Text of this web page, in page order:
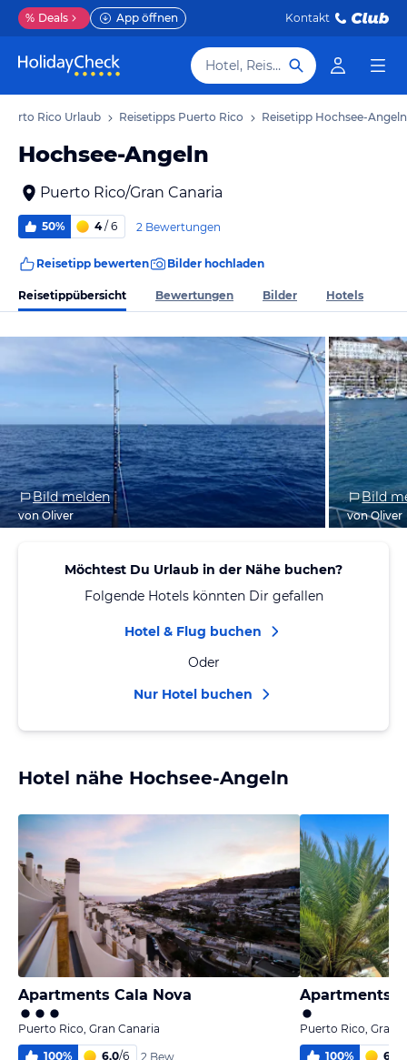
% Deals App öffnen Kontakt
Hotel, Reiseziel
Rico Urlaub Reisetipps Puerto Rico Reisetipp Hochsee-Angeln
Hochsee-Angeln
Puerto Rico/Gran Canaria
50% 4/ 6 2 Bewertungen
Reisetipp bewerten Bilder hochladen
Reisetippübersicht Bewertungen Bilder Hotels
Bild melden
von Oliver
Bild
von Oliver
Möchtest Du Urlaub in der Nähe buchen?
Folgende Hotels könnten Dir gefallen
Hotel & Flug buchen
Oder
Nur Hotel buchen
Hotel nähe Hochsee-Angeln
Apartments Cala Nova
Puerto Rico, Gran Canaria
100% 6,0/6 2 Bew.
Apartments
Puerto Rico, Gran
100% 6,0